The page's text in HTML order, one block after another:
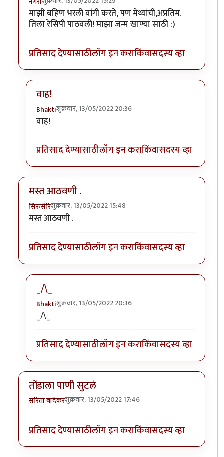
माझी बहिण भरली वांगी करते, पण मेथ्यांची,अप्रतिम.
तिला रेसिपी पाठवली! माझा जन्म खाण्या साठी :)
प्रतिसाद देण्यासाठीलॉग इन कराकिंवासदस्य व्हा
वाह!
Bhaktiशुक्रवार, 13/05/2022 20:36
In reply to
वाह!
प्रतिसाद देण्यासाठीलॉग इन कराकिंवासदस्य व्हा
मस्त आठवणी .
सिरुसेरिशुक्रवार, 13/05/2022 15:48
मस्त आठवणी .
प्रतिसाद देण्यासाठीलॉग इन कराकिंवासदस्य व्हा
_/\_
Bhaktiशुक्रवार, 13/05/2022 20:36
In reply to
_/\_
प्रतिसाद देण्यासाठीलॉग इन कराकिंवासदस्य व्हा
तोंडाला पाणी सुटलं
सरिता बांदेकरशुक्रवार, 13/05/2022 17:46
प्रतिसाद देण्यासाठीलॉग इन कराकिंवासदस्य व्हा